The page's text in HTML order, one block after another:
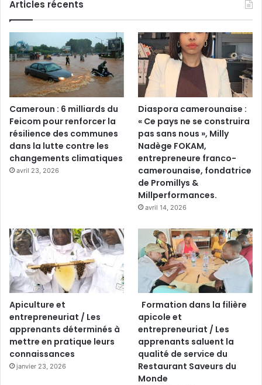
Articles récents
Cameroun : 6 milliards du
Feicom pour renforcer la
résilience des communes
dans la lutte contre les
changements climatiques
avril 23, 2026
Diaspora camerounaise :
« Ce pays ne se construira
pas sans nous », Milly
Nadège FOKAM,
entrepreneure franco-
camerounaise, fondatrice
de Promillys &
Millperformances.
avril 14, 2026
Apiculture et
entrepreneuriat / Les
apprenants déterminés à
mettre en pratique leurs
connaissances
janvier 23, 2026
Formation dans la filière
apicole et
entrepreneuriat / Les
apprenants saluent la
qualité de service du
Restaurant Saveurs du
Monde